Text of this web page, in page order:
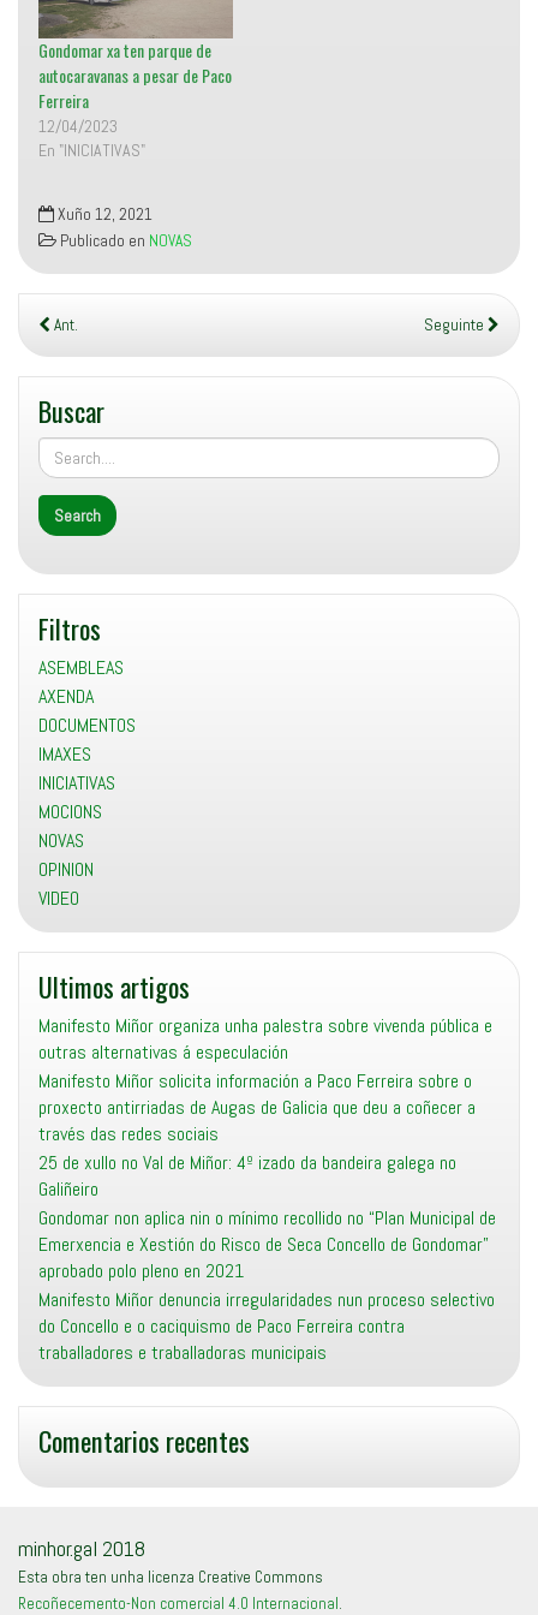
n
a
n
a
n
)
Gondomar xa ten parque de
autocaravanas a pesar de Paco
Ferreira
12/04/2023
En "INICIATIVAS"
Xuño 12, 2021
Publicado en NOVAS
Ant. Seguinte
Buscar
Filtros
ASEMBLEAS
AXENDA
DOCUMENTOS
IMAXES
INICIATIVAS
MOCIONS
NOVAS
OPINION
VIDEO
Ultimos artigos
Manifesto Miñor organiza unha palestra sobre vivenda pública e
outras alternativas á especulación
Manifesto Miñor solicita información a Paco Ferreira sobre o
proxecto antirriadas de Augas de Galicia que deu a coñecer a
través das redes sociais
25 de xullo no Val de Miñor: 4º izado da bandeira galega no
Galiñeiro
Gondomar non aplica nin o mínimo recollido no “Plan Municipal de
Emerxencia e Xestión do Risco de Seca Concello de Gondomar”
aprobado polo pleno en 2021
Manifesto Miñor denuncia irregularidades nun proceso selectivo
do Concello e o caciquismo de Paco Ferreira contra
traballadores e traballadoras municipais
Comentarios recentes
minhor.gal 2018
Esta obra ten unha licenza Creative Commons
Recoñecemento-Non comercial 4.0 Internacional.